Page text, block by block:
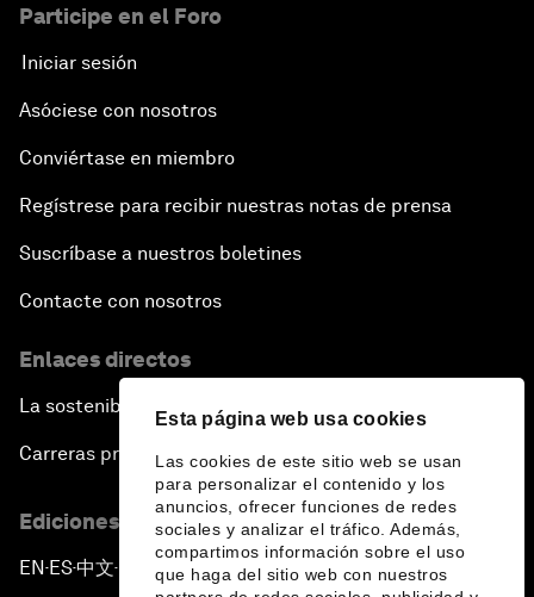
Esta página web usa cookies
Las cookies de este sitio web se usan
para personalizar el contenido y los
anuncios, ofrecer funciones de redes
sociales y analizar el tráfico. Además,
compartimos información sobre el uso
que haga del sitio web con nuestros
Participe en el Foro
Iniciar sesión
Asóciese con nosotros
Conviértase en miembro
Regístrese para recibir nuestras notas de prensa
Suscríbase a nuestros boletines
Contacte con nosotros
Enlaces directos
La sostenibilidad en el Foro
Carreras profesionales
Ediciones en otros idiomas
EN ▪ES▪中文▪ 日本語